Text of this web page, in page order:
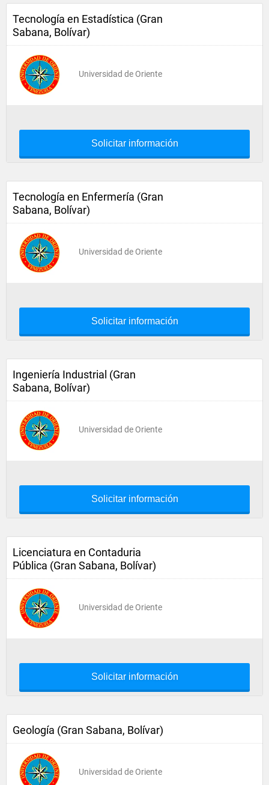
Tecnología en Estadística (Gran
Sabana, Bolívar)
Universidad de Oriente
Solicitar información
Tecnología en Enfermería (Gran
Sabana, Bolívar)
Universidad de Oriente
Solicitar información
Ingeniería Industrial (Gran
Sabana, Bolívar)
Universidad de Oriente
Solicitar información
Licenciatura en Contaduria
Pública (Gran Sabana, Bolívar)
Universidad de Oriente
Solicitar información
Geología (Gran Sabana, Bolívar)
Universidad de Oriente